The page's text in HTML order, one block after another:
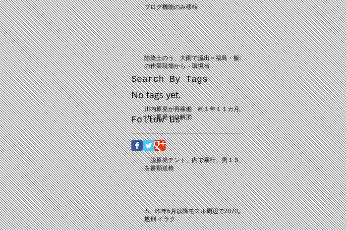
Follow Us
No tags yet.
Search By Tags
ブログ機能のみ移転
除染土のう、大雨で流出＝福島・飯舘
の作業現場から－環境省
川内原発が再稼働 約１年１１カ月ぶ
りに原発ゼロ解消
「脱原発テント」内で暴行、男１５人
を書類送検
IS、昨年6月以降モスル周辺で2070人
処刑 イラク